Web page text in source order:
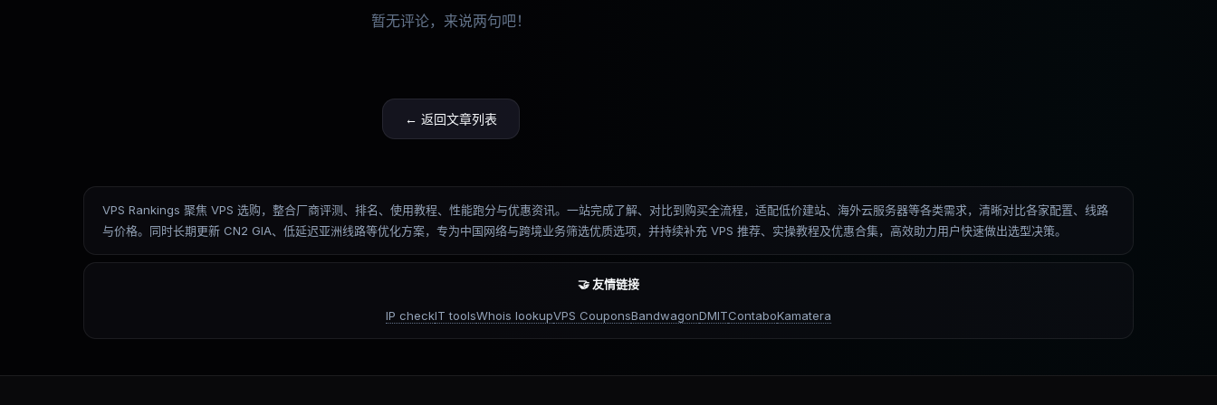
暂无评论，来说两句吧！
← 返回文章列表
VPS Rankings 聚焦 VPS 选购，整合厂商评测、排名、使用教程、性能跑分与优惠资讯。一站完成了解、对比到购买全流程，适配低价建站、海外云服务器等各类需求，清晰对比各家配置、线路
与价格。同时长期更新 CN2 GIA、低延迟亚洲线路等优化方案，专为中国网络与跨境业务筛选优质选项，并持续补充 VPS 推荐、实操教程及优惠合集，高效助力用户快速做出选型决策。
🤝 友情链接
IP checkIT toolsWhois lookupVPS CouponsBandwagonDMITContaboKamatera